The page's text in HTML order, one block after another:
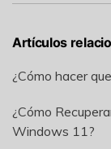
Artículos
¿Cómo hacer
¿Cómo
Windows 11?